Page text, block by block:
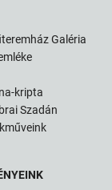
Galéria
kripta
Szadán